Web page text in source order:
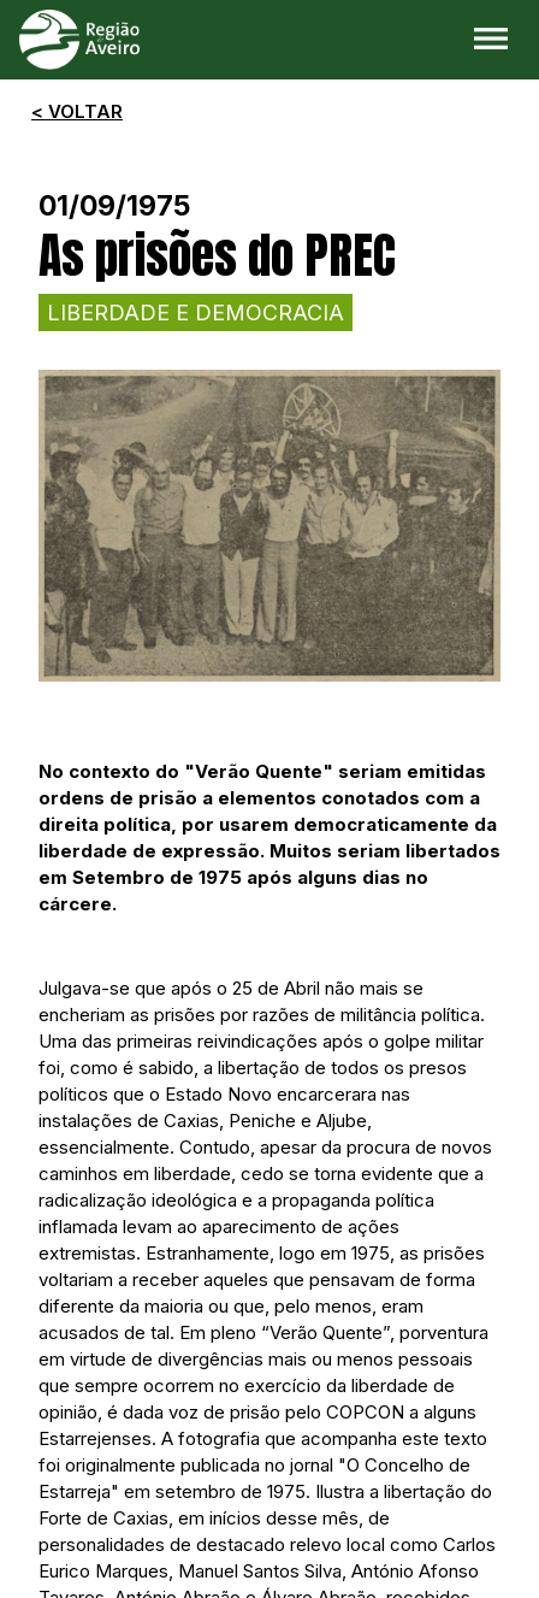
< VOLTAR
01/09/1975
As prisões do PREC
LIBERDADE E DEMOCRACIA
No contexto do "Verão Quente" seriam emitidas
ordens de prisão a elementos conotados com a
direita política, por usarem democraticamente da
liberdade de expressão. Muitos seriam libertados
em Setembro de 1975 após alguns dias no
cárcere.
Julgava-se que após o 25 de Abril não mais se
encheriam as prisões por razões de militância política.
Uma das primeiras reivindicações após o golpe militar
foi, como é sabido, a libertação de todos os presos
políticos que o Estado Novo encarcerara nas
instalações de Caxias, Peniche e Aljube,
essencialmente. Contudo, apesar da procura de novos
caminhos em liberdade, cedo se torna evidente que a
radicalização ideológica e a propaganda política
inflamada levam ao aparecimento de ações
extremistas. Estranhamente, logo em 1975, as prisões
voltariam a receber aqueles que pensavam de forma
diferente da maioria ou que, pelo menos, eram
acusados de tal. Em pleno “Verão Quente”, porventura
em virtude de divergências mais ou menos pessoais
que sempre ocorrem no exercício da liberdade de
opinião, é dada voz de prisão pelo COPCON a alguns
Estarrejenses. A fotografia que acompanha este texto
foi originalmente publicada no jornal "O Concelho de
Estarreja" em setembro de 1975. Ilustra a libertação do
Forte de Caxias, em inícios desse mês, de
personalidades de destacado relevo local como Carlos
Eurico Marques, Manuel Santos Silva, António Afonso